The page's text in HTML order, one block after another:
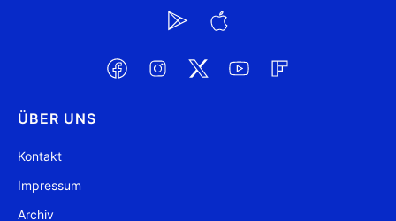
ÜBER UNS
Kontakt
Impressum
Archiv